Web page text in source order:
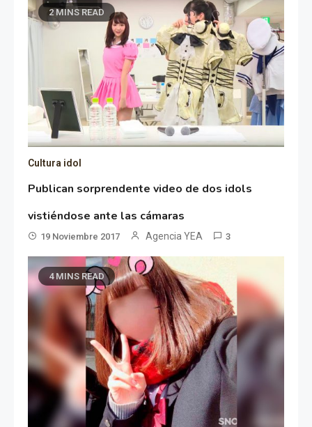
2 MINS READ
Cultura idol
Publican sorprendente video de dos idols
vistiéndose ante las cámaras
19 Noviembre 2017 Agencia YEA 3
4 MINS READ